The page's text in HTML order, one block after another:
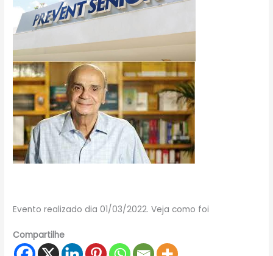
Evento realizado dia 01/03/2022. Veja como foi
Compartilhe